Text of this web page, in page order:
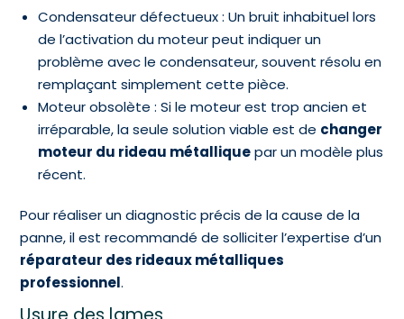
Condensateur défectueux : Un bruit inhabituel lors
de l’activation du moteur peut indiquer un
problème avec le condensateur, souvent résolu en
remplaçant simplement cette pièce.
Moteur obsolète : Si le moteur est trop ancien et
irréparable, la seule solution viable est de changer
moteur du rideau métalliquepar un modèle plus
récent.
Pour réaliser un diagnostic précis de la cause de la
panne, il est recommandé de solliciter l’expertise d’un
réparateur des rideaux métalliques
professionnel.